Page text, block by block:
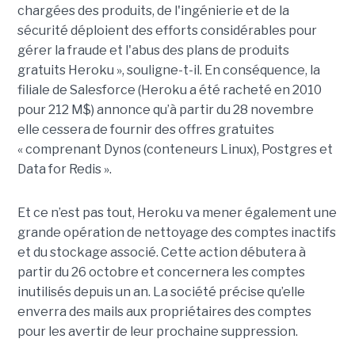
chargées des produits, de l'ingénierie et de la
sécurité déploient des efforts considérables pour
gérer la fraude et l'abus des plans de produits
gratuits Heroku », souligne-t-il. En conséquence, la
filiale de Salesforce (Heroku a été racheté en 2010
pour 212 M$) annonce qu’à partir du 28 novembre
elle cessera de fournir des offres gratuites
« comprenant Dynos (conteneurs Linux), Postgres et
Data for Redis ».
Et ce n’est pas tout, Heroku va mener également une
grande opération de nettoyage des comptes inactifs
et du stockage associé. Cette action débutera à
partir du 26 octobre et concernera les comptes
inutilisés depuis un an. La société précise qu’elle
enverra des mails aux propriétaires des comptes
pour les avertir de leur prochaine suppression.